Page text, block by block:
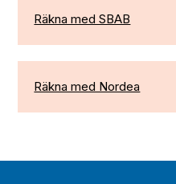
Räkna med SBAB
Räkna med Nordea